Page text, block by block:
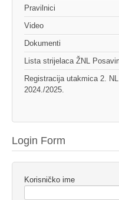
Pravilnici
Video
Dokumenti
Lista strijelaca ŽNL
Registracija utakmica 2.
2024./2025.
Login Form
Korisničko ime